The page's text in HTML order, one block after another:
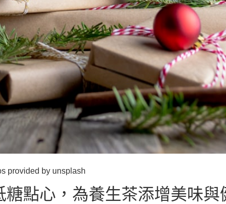
provided by unsplash
點心，為養生茶添增美味與